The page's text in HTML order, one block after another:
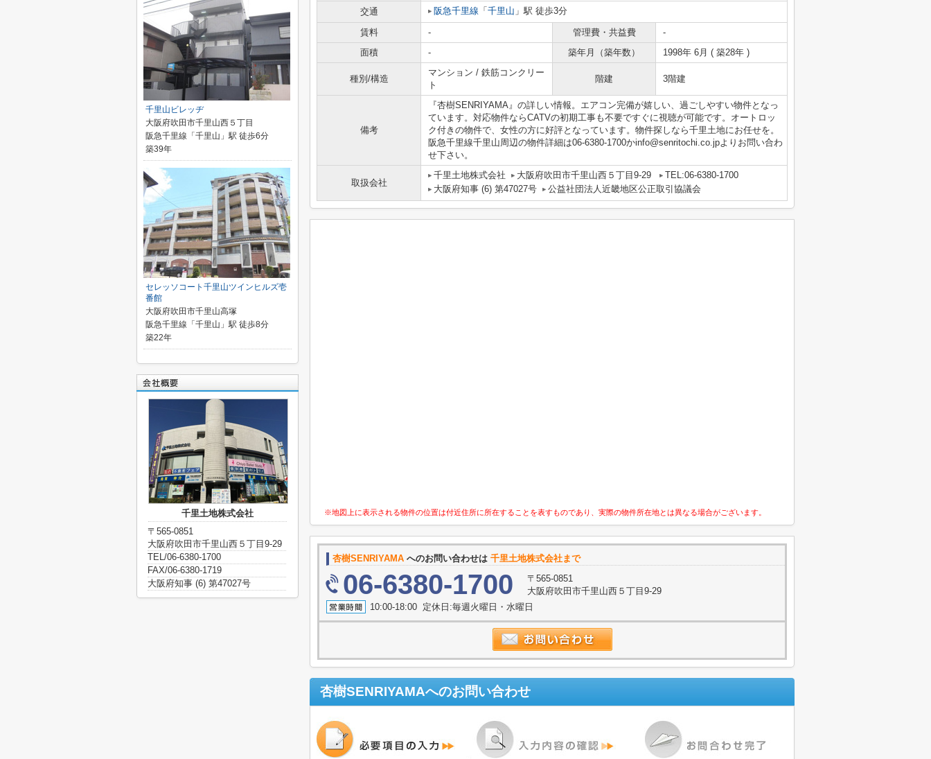
交通
阪急千里線 「 千里山 」駅 徒歩3分
賃料 - 管理費・共益費
-
面積
- 築年月（築年数） 1998年 6月 ( 築28年 )
種別/構造
マンション / 鉄筋コンクリー
ト
階建 3階建
備考
『杏樹SENRIYAMA』の詳しい情報。エアコン完備が嬉しい、過ごしやすい物件となっ
ています。対応物件ならCATVの初期工事も不要ですぐに視聴が可能です。オートロッ
ク付きの物件で、女性の方に好評となっています。物件探しなら千里土地にお任せを。
阪急千里線千里山周辺の物件詳細は06-6380-1700かinfo@senritochi.co.jpよりお問い合わ
せ下さい。
取扱会社
千里土地株式会社 大阪府吹田市千里山西５丁目9-29
TEL:06-6380-1700
大阪府知事 (6) 第47027号
公益社団法人近畿地区公正取引協議会
※地図上に表示される物件の位置は付近住所に所在することを表すものであり、実際の物件所在地とは異なる場合がございます。
杏樹SENRIYAMA へのお問い合わせは 千里土地株式会社まで
06-6380-1700
〒565-0851
大阪府吹田市千里山西５丁目9-29
10:00-18:00 定休日:毎週火曜日・水曜日
杏樹SENRIYAMAへのお問い合わせ
千里山ビレッヂ
大阪府吹田市千里山西５丁目
阪急千里線「千里山」駅 徒歩6分
築39年
セレッソコート千里山ツインヒルズ壱
番館
大阪府吹田市千里山高塚
阪急千里線「千里山」駅 徒歩8分
築22年
千里土地株式会社
〒565-0851
大阪府吹田市千里山西５丁目9-29
TEL/06-6380-1700
FAX/06-6380-1719
大阪府知事 (6) 第47027号